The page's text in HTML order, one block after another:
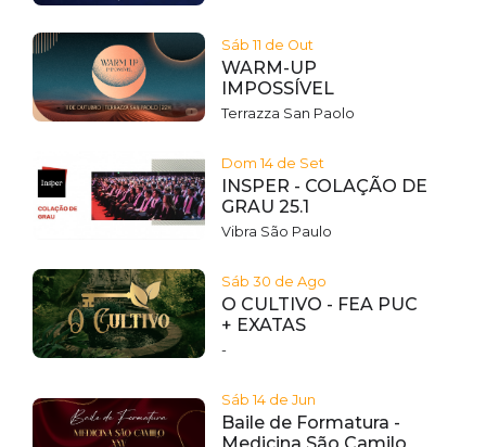
Sáb 11 de Out
WARM-UP
IMPOSSÍVEL
Terrazza San Paolo
Dom 14 de Set
INSPER - COLAÇÃO DE
GRAU 25.1
Vibra São Paulo
Sáb 30 de Ago
O CULTIVO - FEA PUC
+ EXATAS
-
Sáb 14 de Jun
Baile de Formatura -
Medicina São Camilo